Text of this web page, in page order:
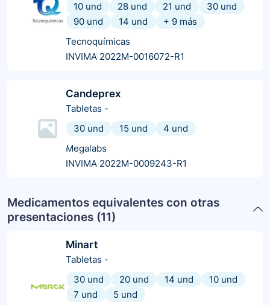
10 und 28 und 21 und
30 und
90 und
14 und + 9 más
Tecnoquímicas
INVIMA 2022M-0016072-R1
Candeprex
Tabletas -
30 und
15 und
4 und
Megalabs
INVIMA 2022M-0009243-R1
Medicamentos equivalentes con otras
presentaciones (11)
Minart
Tabletas -
30 und
20 und 14 und
10 und
7 und
5 und